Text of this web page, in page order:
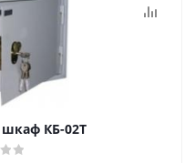
шкаф КБ-02Т